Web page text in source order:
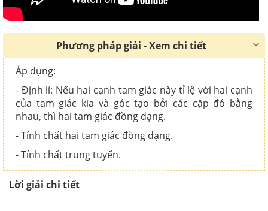
Phương pháp giải - Xem chi tiết
Áp dụng:
- Định lí: Nếu hai cạnh tam giác này tỉ lệ với hai cạnh
của tam giác kia và góc tạo bởi các cặp đó bằng
nhau, thì hai tam giác đồng dạng.
- Tính chất hai tam giác đồng dạng.
- Tính chất trung tuyến.
Lời giải chi tiết